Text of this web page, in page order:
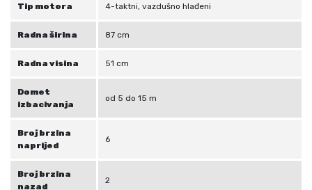
n
Tip motora 4-taktni, vazdušno hlađeni
Radna širina 87 cm
Radna visina 51 cm
Domet
izbacivanja
od 5 do 15 m
Broj brzina
naprijed
6
Broj brzina
nazad
2